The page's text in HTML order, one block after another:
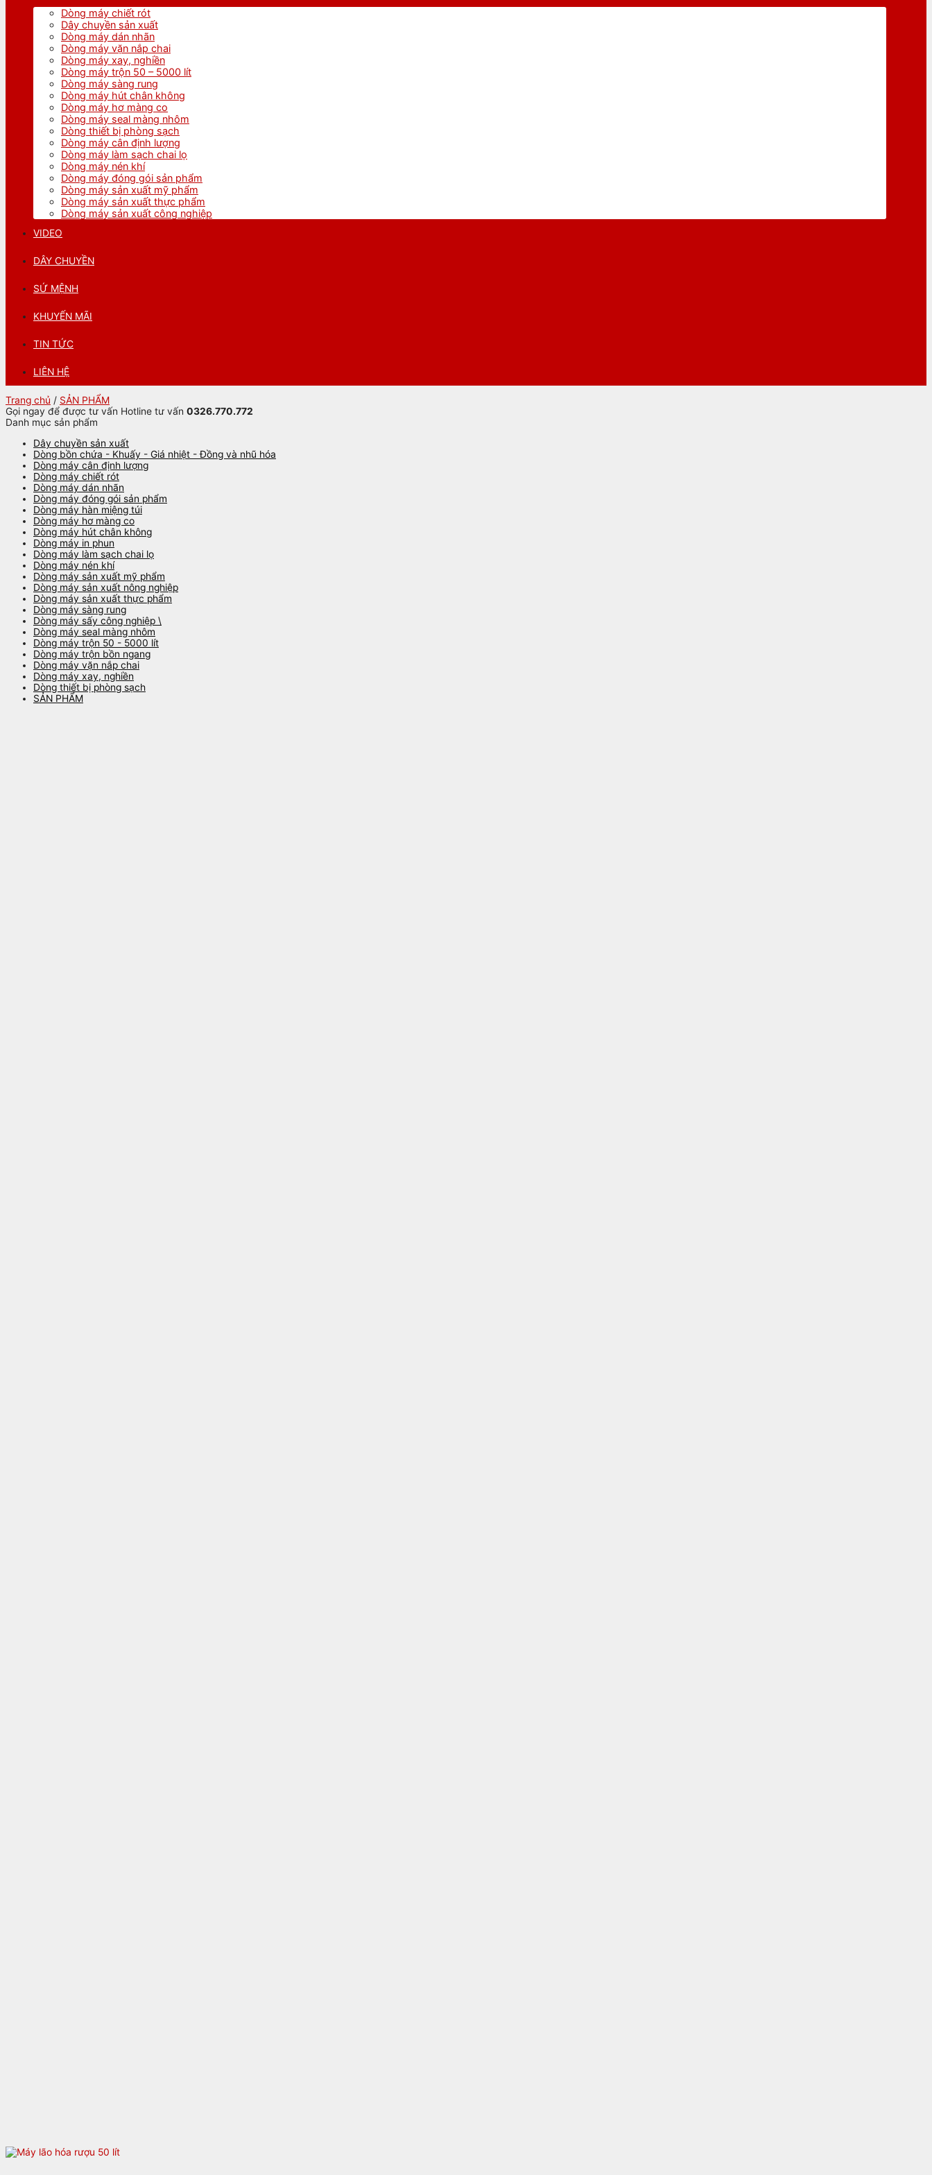
Dòng máy chiết rót
Dây chuyền sản xuất
Dòng máy dán nhãn
Dòng máy vặn nắp chai
Dòng máy xay, nghiền
Dòng máy trộn 50 – 5000 lít
Dòng máy sàng rung
Dòng máy hút chân không
Dòng máy hơ màng co
Dòng máy seal màng nhôm
Dòng thiết bị phòng sạch
Dòng máy cân định lượng
Dòng máy làm sạch chai lọ
Dòng máy nén khí
Dòng máy đóng gói sản phẩm
Dòng máy sản xuất mỹ phẩm
Dòng máy sản xuất thực phẩm
Dòng máy sản xuất công nghiệp
VIDEO
DÂY CHUYỀN
SỨ MỆNH
KHUYẾN MÃI
TIN TỨC
LIÊN HỆ
Trang chủ / SẢN PHẨM
Gọi ngay để được tư vấn Hotline tư vấn 0326.770.772
Danh mục sản phẩm
Dây chuyền sản xuất
Dòng bồn chứa - Khuấy - Giá nhiệt - Đồng và nhũ hóa
Dòng máy cân định lượng
Dòng máy chiết rót
Dòng máy dán nhãn
Dòng máy đóng gói sản phẩm
Dòng máy hàn miệng túi
Dòng máy hơ màng co
Dòng máy hút chân không
Dòng máy in phun
Dòng máy làm sạch chai lọ
Dòng máy nén khí
Dòng máy sản xuất mỹ phẩm
Dòng máy sản xuất nông nghiệp
Dòng máy sản xuất thực phẩm
Dòng máy sàng rung
Dòng máy sấy công nghiệp \
Dòng máy seal màng nhôm
Dòng máy trộn 50 - 5000 lít
Dòng máy trộn bồn ngang
Dòng máy vặn nắp chai
Dòng máy xay, nghiền
Dòng thiết bị phòng sạch
SẢN PHẨM